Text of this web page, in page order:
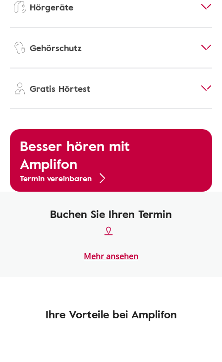
Hörgeräte
Gehörschutz
Gratis Hörtest
Besser hören mit
Amplifon
Termin vereinbaren
Buchen Sie Ihren Termin
Mehr ansehen
Ihre Vorteile bei Amplifon